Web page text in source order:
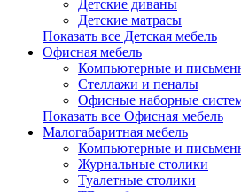
Детские диваны
Детские матрасы
Показать все Детская мебель
Офисная мебель
Компьютерные и
Стеллажи и пеналы
Офисные наборные
Показать все Офисная мебель
Малогабаритная мебель
Компьютерные и
Журнальные столики
Туалетные столики